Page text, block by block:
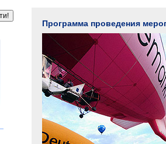
Программа проведения